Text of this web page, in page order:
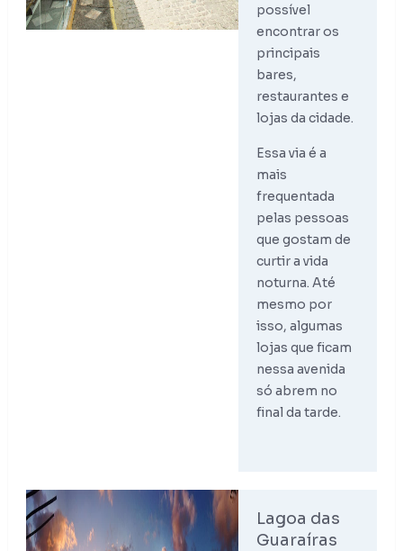
possível
encontrar os
principais
bares,
restaurantes e
lojas da cidade.
Essa via é a
mais
frequentada
pelas pessoas
que gostam de
curtir a vida
noturna. Até
mesmo por
isso, algumas
lojas que ficam
nessa avenida
só abrem no
final da tarde.
Lagoa das
Guaraíras